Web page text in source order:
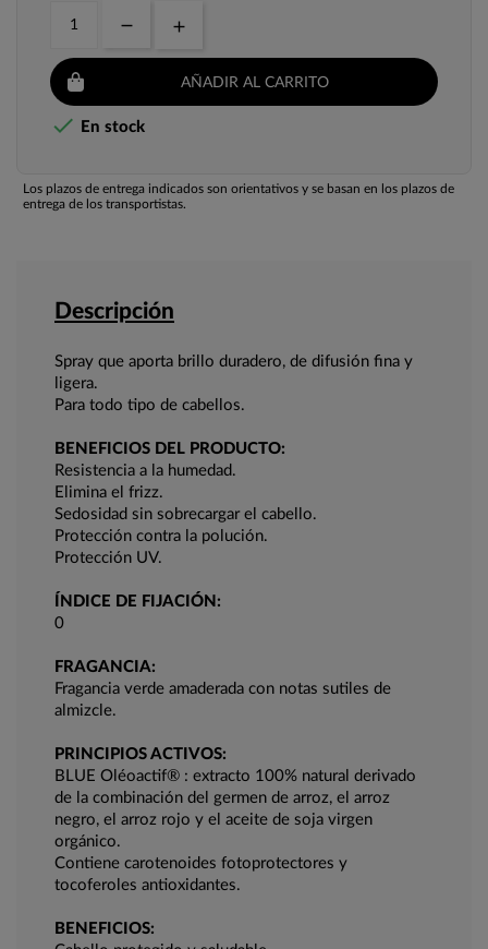
AÑADIR AL CARRITO
 En stock
Los plazos de entrega indicados son orientativos y se basan en los plazos de
entrega de los transportistas.
Descripción
Spray que aporta brillo duradero, de difusión fina y
ligera.
Para todo tipo de cabellos.
BENEFICIOS DEL PRODUCTO:
Resistencia a la humedad.
Elimina el frizz.
Sedosidad sin sobrecargar el cabello.
Protección contra la polución.
Protección UV.
ÍNDICE DE FIJACIÓN:
0
FRAGANCIA:
Fragancia verde amaderada con notas sutiles de
almizcle.
PRINCIPIOS ACTIVOS:
BLUE Oléoactif® : extracto 100% natural derivado
de la combinación del germen de arroz, el arroz
negro, el arroz rojo y el aceite de soja virgen
orgánico.
Contiene carotenoides fotoprotectores y
tocoferoles antioxidantes.
BENEFICIOS: